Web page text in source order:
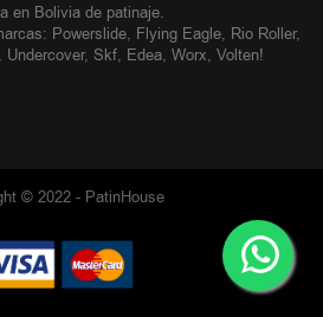
en Bolivia de patinaje.
Powerslide, Flying Eagle, Rio Roller,
Skf, Edea, Worx, Volten!
© 2022 - PatinHouse